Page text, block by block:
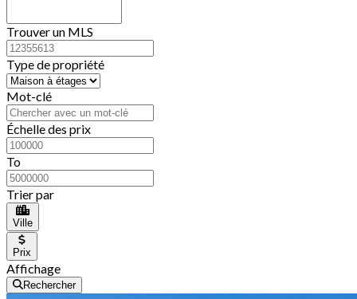
Trouver un MLS
Type de propriété
Mot-clé
Échelle des prix
To
Trier par
Ville
Prix
Affichage
Rechercher